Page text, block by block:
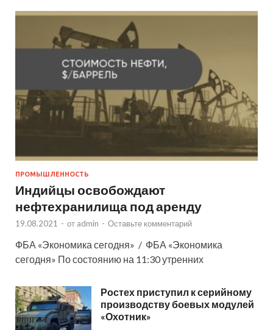
ПРОМЫШЛЕННОСТЬ
Индийцы освобождают
нефтехранилища под аренду
19.08.2021 - от admin - Оставьте комментарий
ФБА «Экономика сегодня» / ФБА «Экономика
сегодня» По состоянию на 11:30 утренних
Ростех приступил к серийному
производству боевых модулей
«Охотник»